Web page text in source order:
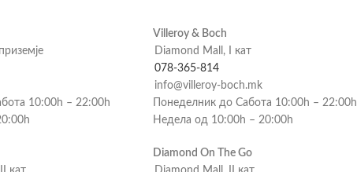
10:00h – 22:00h
Villeroy & Boch
Diamond Mall, I кат
078-365-814
info@villeroy-boch.mk
Понеделник до Сабота 10:00h – 22:00h
Недела од 10:00h – 20:00h
Diamond On The Go